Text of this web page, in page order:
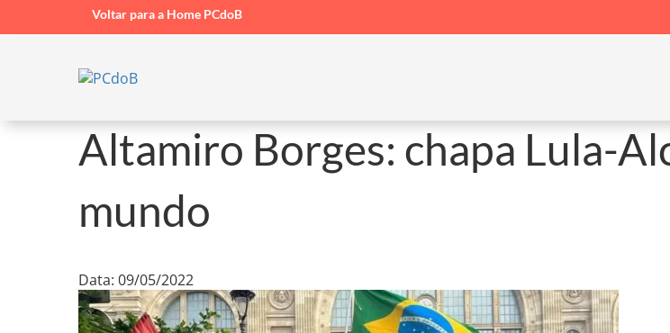
Voltar para a Home PCdoB
Altamiro Borges: chapa Lula-
mundo
Data: 09/05/2022